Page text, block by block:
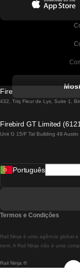
Firebird GT Limited (OC
432, Triq Fleur de Lys, Suite 1,
Firebird GT Limited
Unit G 15/F Tal Building 49
Rail Ninja ®
Rail.Ninja é uma agência global
trem. A Rail Ninja não é uma
Português
Termos e Condições